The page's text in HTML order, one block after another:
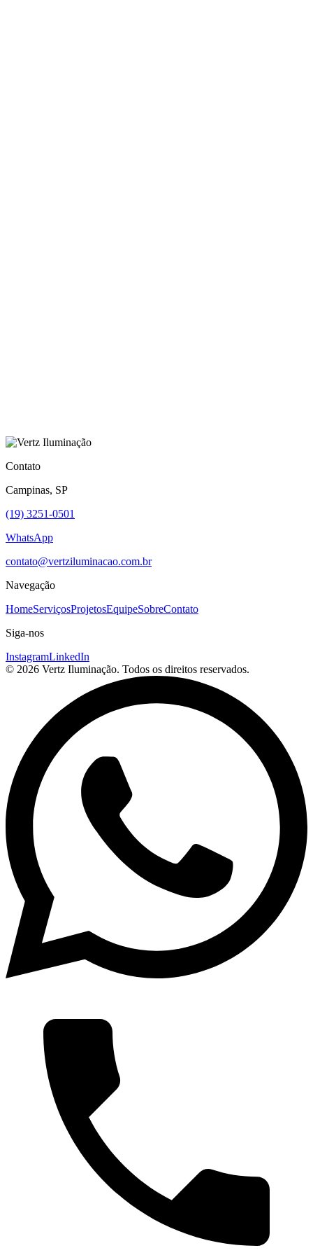
Contato
Campinas, SP
(19) 3251-0501
WhatsApp
contato@vertziluminacao.com.br
Navegação
HomeServiçosProjetosEquipeSobreContato
Siga-nos
InstagramLinkedIn
© 2026 Vertz Iluminação. Todos os direitos reservados.